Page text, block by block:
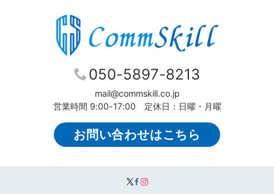
050-5897-8213
mail@commskill.co.jp
営業時間 9:00-17:00 定休日：日曜・月曜
お問い合わせはこちら